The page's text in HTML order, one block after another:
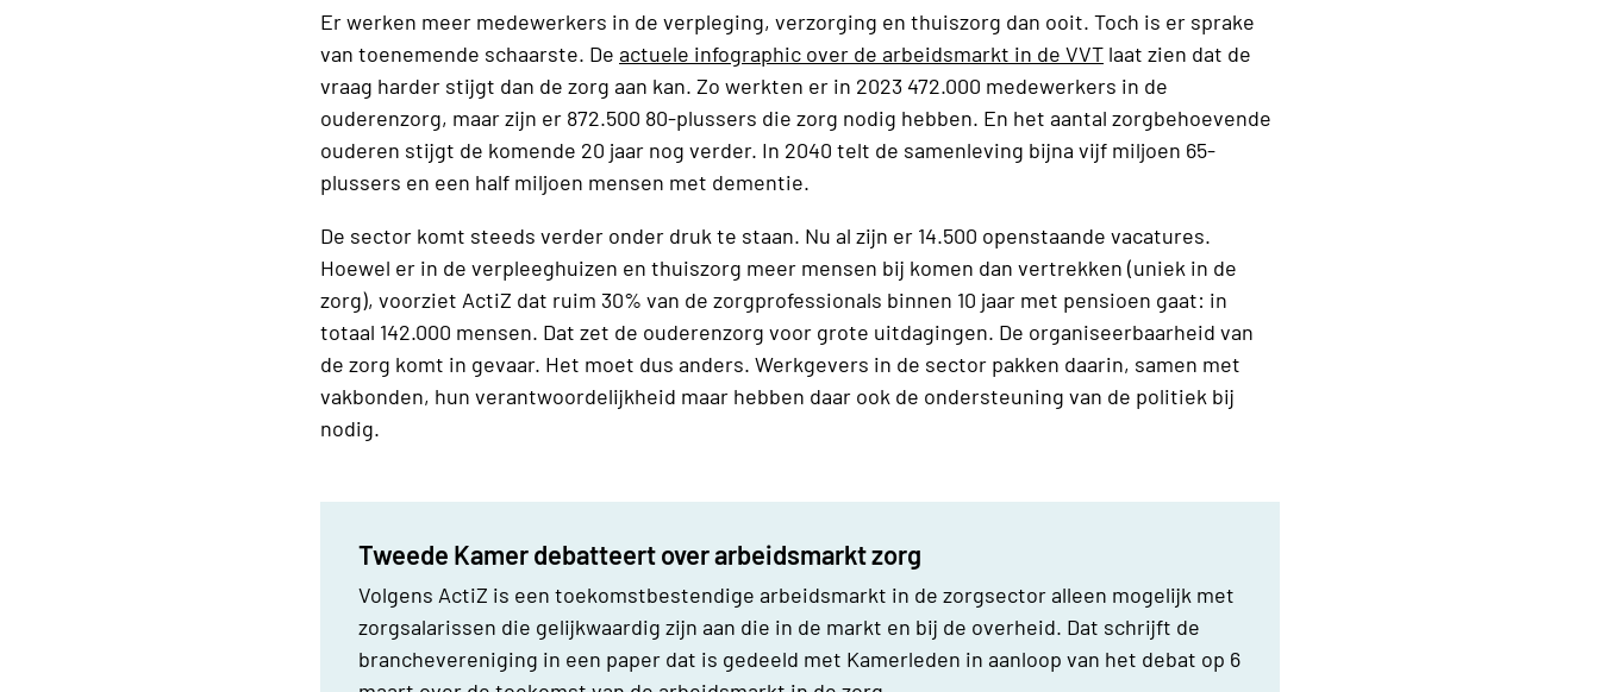
Er werken meer medewerkers in de verpleging, verzorging en thuiszorg dan ooit. Toch is er sprake
van toenemende schaarste. De actuele infographic over de arbeidsmarkt in de VVT laat zien dat de
vraag harder stijgt dan de zorg aan kan. Zo werkten er in 2023 472.000 medewerkers in de
ouderenzorg, maar zijn er 872.500 80-plussers die zorg nodig hebben. En het aantal zorgbehoevende
ouderen stijgt de komende 20 jaar nog verder. In 2040 telt de samenleving bijna vijf miljoen 65-
plussers en een half miljoen mensen met dementie.
De sector komt steeds verder onder druk te staan. Nu al zijn er 14.500 openstaande vacatures.
Hoewel er in de verpleeghuizen en thuiszorg meer mensen bij komen dan vertrekken (uniek in de
zorg), voorziet ActiZ dat ruim 30% van de zorgprofessionals binnen 10 jaar met pensioen gaat: in
totaal 142.000 mensen. Dat zet de ouderenzorg voor grote uitdagingen. De organiseerbaarheid van
de zorg komt in gevaar. Het moet dus anders. Werkgevers in de sector pakken daarin, samen met
vakbonden, hun verantwoordelijkheid maar hebben daar ook de ondersteuning van de politiek bij
nodig.
Tweede Kamer debatteert over arbeidsmarkt zorg
Volgens ActiZ is een toekomstbestendige arbeidsmarkt in de zorgsector alleen mogelijk met
zorgsalarissen die gelijkwaardig zijn aan die in de markt en bij de overheid. Dat schrijft de
branchevereniging in een paper dat is gedeeld met Kamerleden in aanloop van het debat op 6